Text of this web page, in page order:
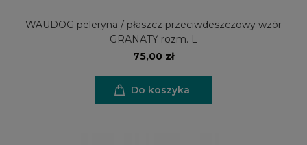
WAUDOG peleryna / płaszcz przeciwdeszczowy wzór
GRANATY rozm. L
75,00 zł
Do koszyka